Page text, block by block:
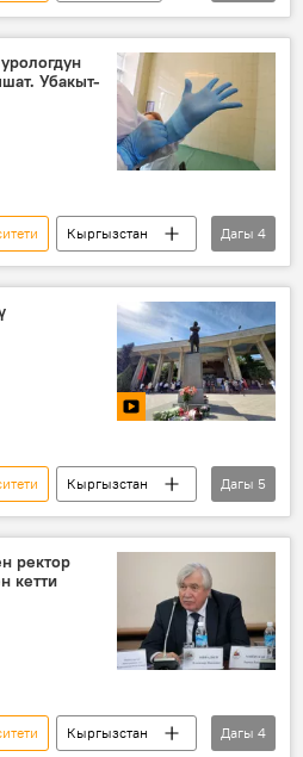
ЖОЖ
Убакыт-
Кыргызстан
бейтап
Дагы 4
Кыргызстан
орус тили
Дагы 5
ректор
кетти
Кыргызстан
Дагы 4